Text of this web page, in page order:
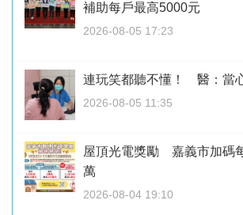
補助每戶最高5000元
2026-08-05 17:23
連玩笑都聽不懂！ 醫：當
2026-08-05 11:35
屋頂光電獎勵 嘉義市加碼
萬
2026-08-04 19:10